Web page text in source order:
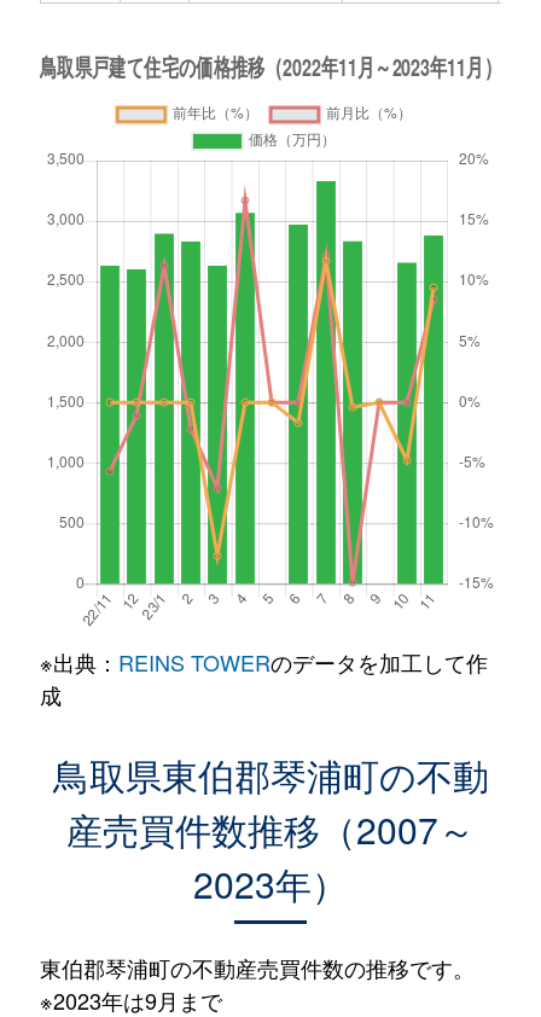
※出典： REINS TOWERのデータを加工して作
成
鳥取県東伯郡琴浦町の不動
産売買件数推移（2007～
2023年）
東伯郡琴浦町の不動産売買件数の推移です。
※2023年は9月まで